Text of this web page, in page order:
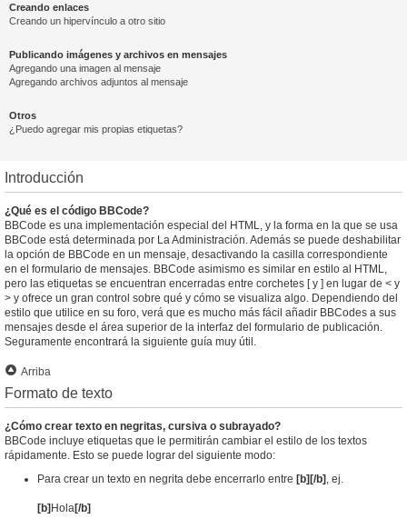
Creando enlaces
Creando un hipervínculo a otro sitio
Publicando imágenes y archivos en mensajes
Agregando una imagen al mensaje
Agregando archivos adjuntos al mensaje
Otros
¿Puedo agregar mis propias etiquetas?
Introducción
¿Qué es el código BBCode?
BBCode es una implementación especial del HTML, y la forma en la que se usa
BBCode está determinada por La Administración. Además se puede deshabilitar
la opción de BBCode en un mensaje, desactivando la casilla correspondiente
en el formulario de mensajes. BBCode asimismo es similar en estilo al HTML,
pero las etiquetas se encuentran encerradas entre corchetes [ y ] en lugar de < y
> y ofrece un gran control sobre qué y cómo se visualiza algo. Dependiendo del
estilo que utilice en su foro, verá que es mucho más fácil añadir BBCodes a sus
mensajes desde el área superior de la interfaz del formulario de publicación.
Seguramente encontrará la siguiente guía muy útil.
Arriba
Formato de texto
¿Cómo crear texto en negritas, cursiva o subrayado?
BBCode incluye etiquetas que le permitirán cambiar el estilo de los textos
rápidamente. Esto se puede lograr del siguiente modo:
Para crear un texto en negrita debe encerrarlo entre [b][/b] , ej.
[b]Hola[/b]